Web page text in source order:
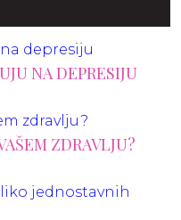
NA DEPRESIJU
ZDRAVLJU?